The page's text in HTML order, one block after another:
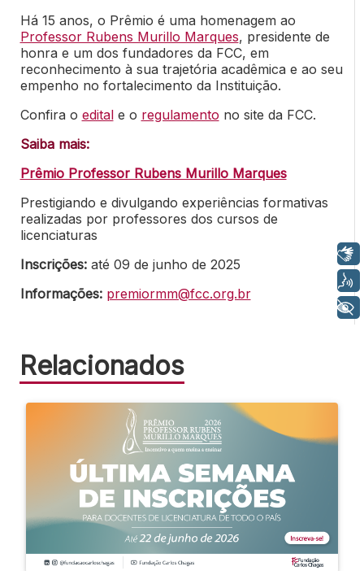
Há 15 anos, o Prêmio é uma homenagem ao
Professor Rubens Murillo Marques, presidente de
honra e um dos fundadores da FCC, em
reconhecimento à sua trajetória acadêmica e ao seu
empenho no fortalecimento da Instituição.
Confira o editale o regulamento no site da FCC.
Saiba mais:
Prêmio Professor Rubens Murillo Marques
Prestigiando e divulgando experiências formativas
realizadas por professores dos cursos de
licenciaturas
Inscrições:até 09 de junho de 2025
Informações: premiormm@fcc.org.br
Relacionados